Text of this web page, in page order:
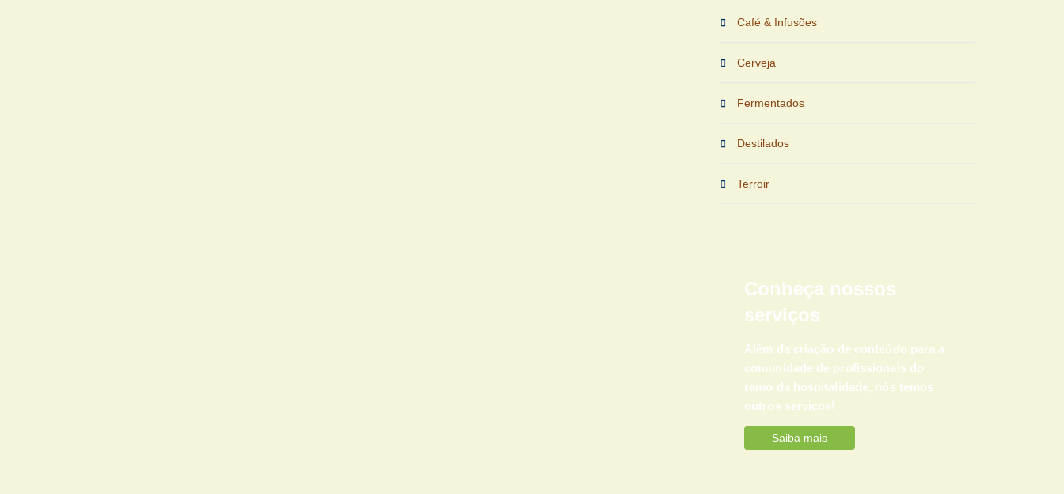
Café & Infusões
Cerveja
Fermentados
Destilados
Terroir
Conheça nossos
serviços
Além da criação de conteúdo para a
comunidade de profissionais do
ramo da hospitalidade, nós temos
outros serviços!
Saiba mais